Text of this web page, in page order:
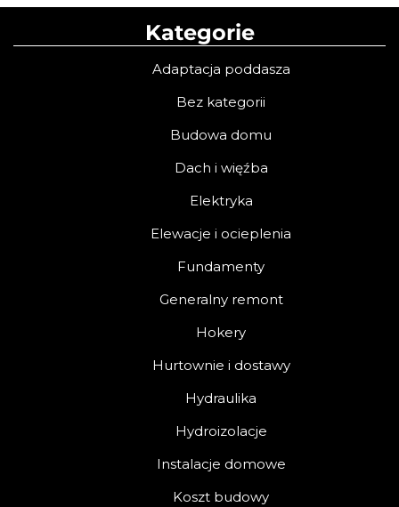
Kategorie
Adaptacja poddasza
Bez kategorii
Budowa domu
Dach i więźba
Elektryka
Elewacje i ocieplenia
Fundamenty
Generalny remont
Hokery
Hurtownie i dostawy
Hydraulika
Hydroizolacje
Instalacje domowe
Koszt budowy